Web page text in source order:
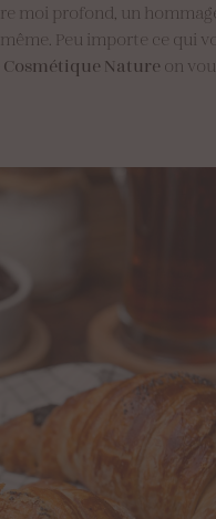
moi profond, un
Peu importe ce qui
Cosmétique Nature on